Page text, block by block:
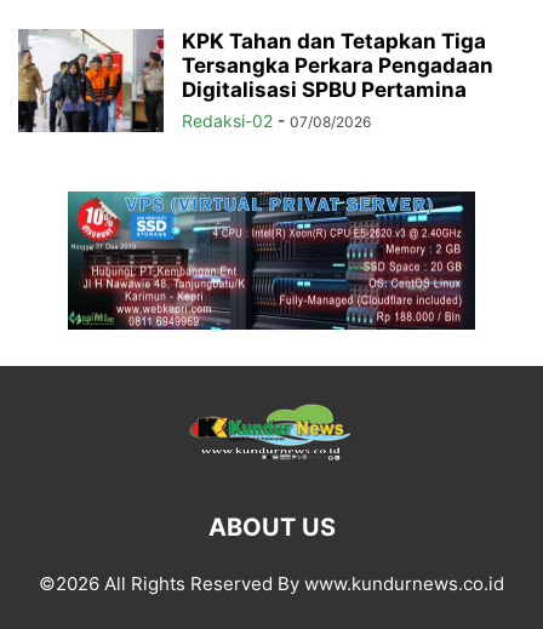
KPK Tahan dan Tetapkan Tiga
Tersangka Perkara Pengadaan
Digitalisasi SPBU Pertamina
Redaksi-02 - 07/08/2026
ABOUT US
©2026 All Rights Reserved By www.kundurnews.co.id